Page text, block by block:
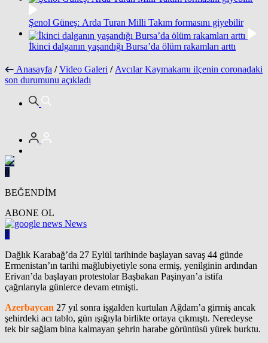
Şenol Güneş: Arda Turan Milli Takım formasını giyebilir
İkinci dalganın yaşandığı Bursa’da ölüm rakamları arttı
Anasayfa / Video Galeri / Avcılar Kaymakamı ilçenin coronadaki
son durumunu açıkladı
0
BEĞENDİM
ABONE OL
News
0
Dağlık Karabağ’da 27 Eylül tarihinde başlayan savaş 44 günde
Ermenistan’ın tarihi mağlubiyetiyle sona ermiş, yenilginin ardından
Erivan’da başlayan protestolar Başbakan Paşinyan’a istifa
çağrılarıyla günlerce devam etmişti.
Azerbaycan 27 yıl sonra işgalden kurtulan Ağdam’a girmiş ancak
şehirdeki acı tablo, gün ışığıyla birlikte ortaya çıkmıştı. Neredeyse
tek bir sağlam bina kalmayan şehrin harabe görüntüsü yürek burktu.